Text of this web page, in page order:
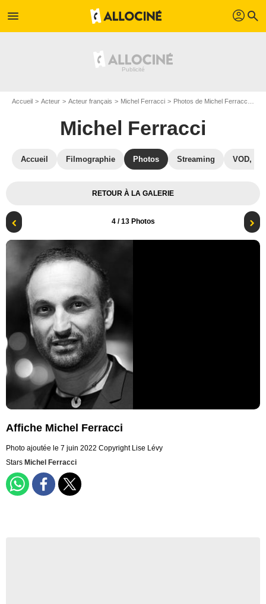
menu profil search
Accueil Acteur Acteur français Michel Ferracci Photos de Michel Ferracci
Michel Ferracci
Accueil Filmographie Photos Streaming VOD,
RETOUR À LA GALERIE
4/ 13 Photos
Affiche Michel Ferracci
Photo ajoutée le 7 juin 2022 Copyright Lise Lévy
Stars Michel Ferracci